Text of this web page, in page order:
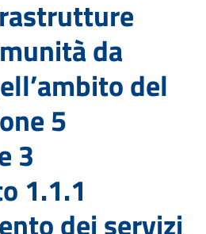
da
del
5
3
1.1.1
dei servizi